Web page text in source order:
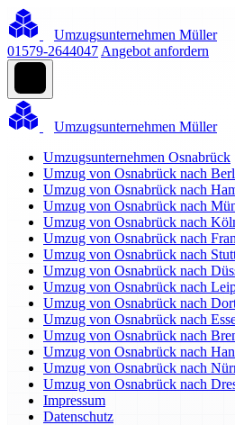
Umzugsunternehmen Müller
01579-2644047 Angebot anfordern
Umzugsunternehmen Müller
Umzugsunternehmen Osnabrück
Umzug von Osnabrück nach
Umzug von Osnabrück nach
Umzug von Osnabrück nach
Umzug von Osnabrück nach
Umzug von Osnabrück nach
Umzug von Osnabrück nach
Umzug von Osnabrück nach
Umzug von Osnabrück nach
Umzug von Osnabrück nach
Umzug von Osnabrück nach
Umzug von Osnabrück nach
Umzug von Osnabrück nach
Umzug von Osnabrück nach
Umzug von Osnabrück nach
Impressum
Datenschutz